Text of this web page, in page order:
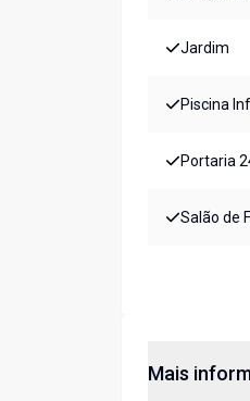
Jardim
Piscina
Portaria
Salão de
Mais